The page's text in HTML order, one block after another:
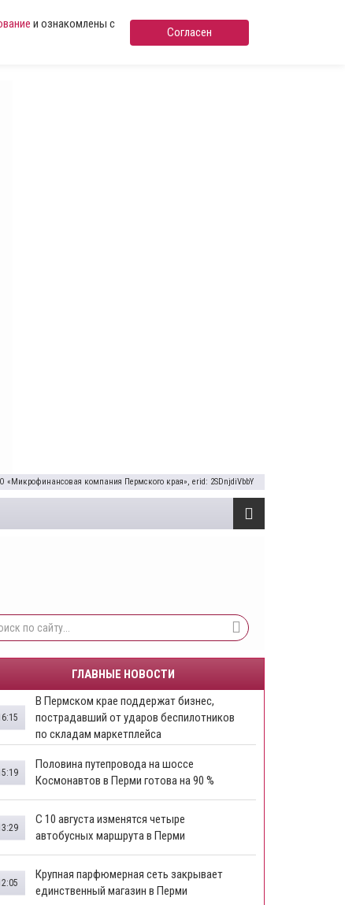
и ознакомлены с
Согласен
«Микрофинансовая компания Пермского края», erid: 2SDnjdiVbbY
ГЛАВНЫЕ НОВОСТИ
​В Пермском крае поддержат бизнес,
пострадавший от ударов беспилотников
по складам маркетплейса
​Половина путепровода на шоссе
Космонавтов в Перми готова на 90 %
​С 10 августа изменятся четыре
автобусных маршрута в Перми
​Крупная парфюмерная сеть закрывает
единственный магазин в Перми